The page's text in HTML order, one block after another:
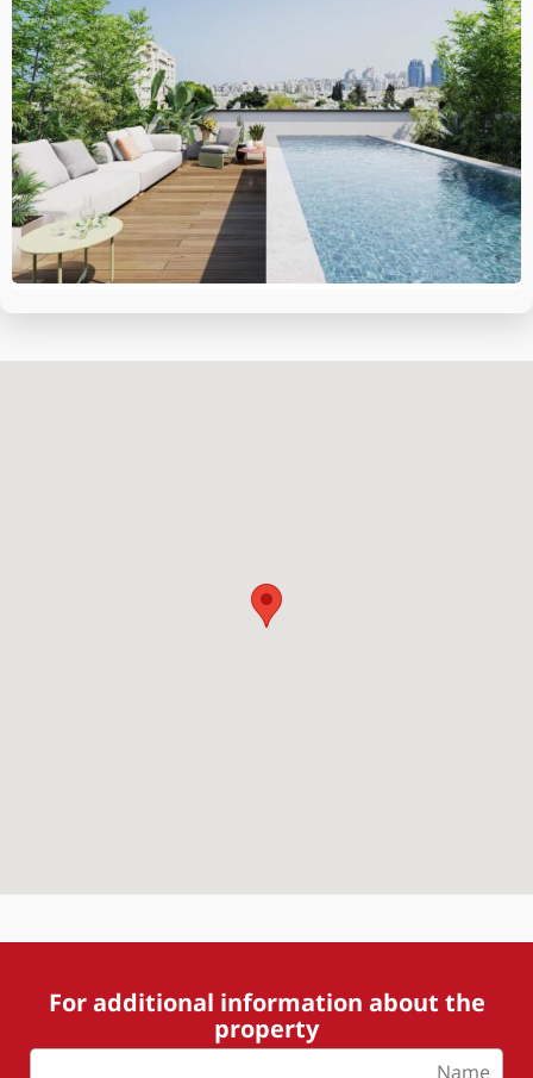
For additional information about the
property